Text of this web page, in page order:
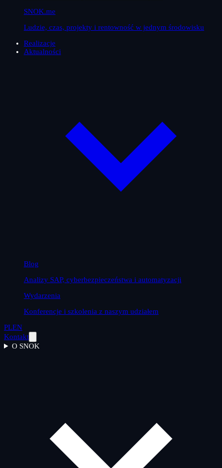
SNOK.me
Ludzie, czas, projekty i rentowność w jednym środowisku
Realizacje
Aktualności
Blog
Analizy SAP, cyberbezpieczeństwa i automatyzacji
Wydarzenia
Konferencje i szkolenia z naszym udziałem
PLEN
Kontakt
O SNOK